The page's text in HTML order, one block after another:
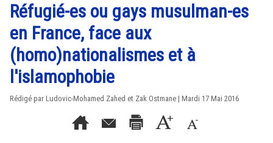
Réfugié-es ou gays musulman-es
en France, face aux
(homo)nationalismes et à
l'islamophobie
Rédigé par Ludovic-Mohamed Zahed et Zak Ostmane | Mardi 17 Mai 2016